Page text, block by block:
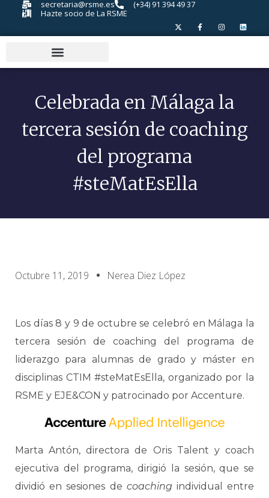
secretaria@rsme.es
(+34) 91 394 49 37
Hazte socio de La RSME
Celebrada en Málaga la
tercera sesión de coaching
del programa
#steMatEsElla
Octubre 11, 2019 Nerea Diez López
Los días 8 y 9 de octubre se celebró en Málaga la
tercera sesión de coaching del programa de
liderazgo para alumnas de grado y máster en
disciplinas CTIM #steMatEsElla, organizado por la
RSME y EJE&CON y patrocinado por Accenture.
Marta Antón, directora de Oris Talent y coach
ejecutiva del programa, dirigió la sesión, que se
dividió en sesiones de coaching individual entre